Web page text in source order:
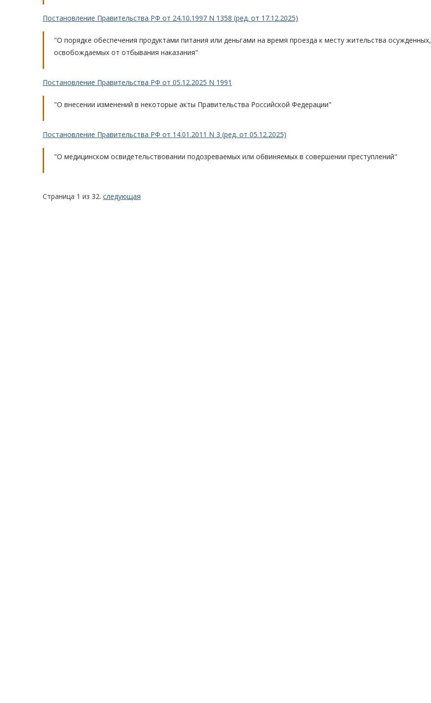
Постановление Правительства РФ от 24.10.1997 N 1358 (ред. от 17.12.2025)
"О порядке обеспечения продуктами питания или деньгами на время проезда к месту жительства осужденных,
освобождаемых от отбывания наказания"
Постановление Правительства РФ от 05.12.2025 N 1991
"О внесении изменений в некоторые акты Правительства Российской Федерации"
Постановление Правительства РФ от 14.01.2011 N 3 (ред. от 05.12.2025)
"О медицинском освидетельствовании подозреваемых или обвиняемых в совершении преступлений"
Страница 1 из 32. следующая